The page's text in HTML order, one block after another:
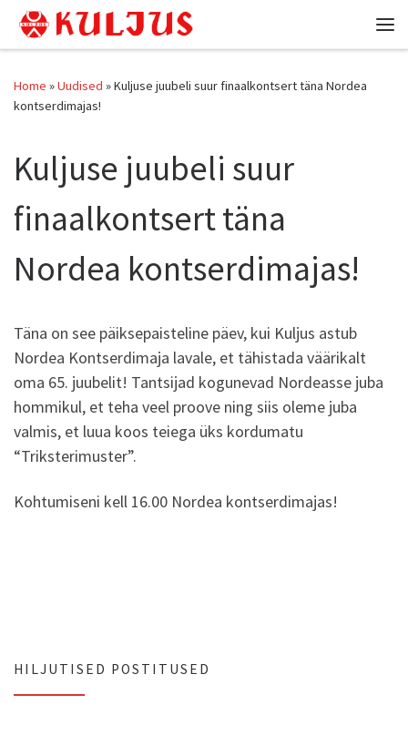
Skip to content
Home »Uudised »Kuljuse juubeli suur finaalkontsert täna Nordea
kontserdimajas!
Kuljuse juubeli suur
finaalkontsert täna
Nordea kontserdimajas!
Täna on see päiksepaisteline päev, kui Kuljus astub
Nordea Kontserdimaja lavale, et tähistada väärikalt
oma 65. juubelit! Tantsijad kogunevad Nordeasse juba
hommikul, et teha veel proove ning siis oleme juba
valmis, et luua koos teiega üks kordumatu
“Triksterimuster”.
Kohtumiseni kell 16.00 Nordea kontserdimajas!
HILJUTISED POSTITUSED